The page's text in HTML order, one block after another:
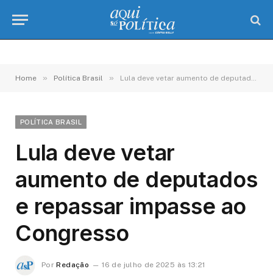
Home » Política Brasil » Lula deve vetar aumento de deputados e repassar impasse ao Congresso
POLÍTICA BRASIL
Lula deve vetar
aumento de deputados
e repassar impasse ao
Congresso
Por Redação
16 de julho de 2025 às 13:21